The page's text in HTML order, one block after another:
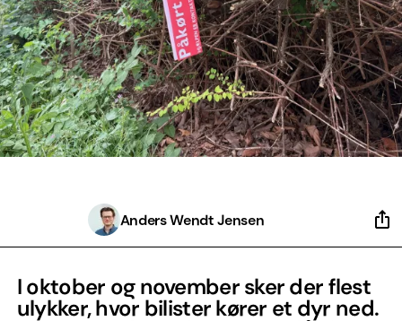
Anders Wendt Jensen
I oktober og november sker der flest
ulykker, hvor bilister kører et dyr ned.